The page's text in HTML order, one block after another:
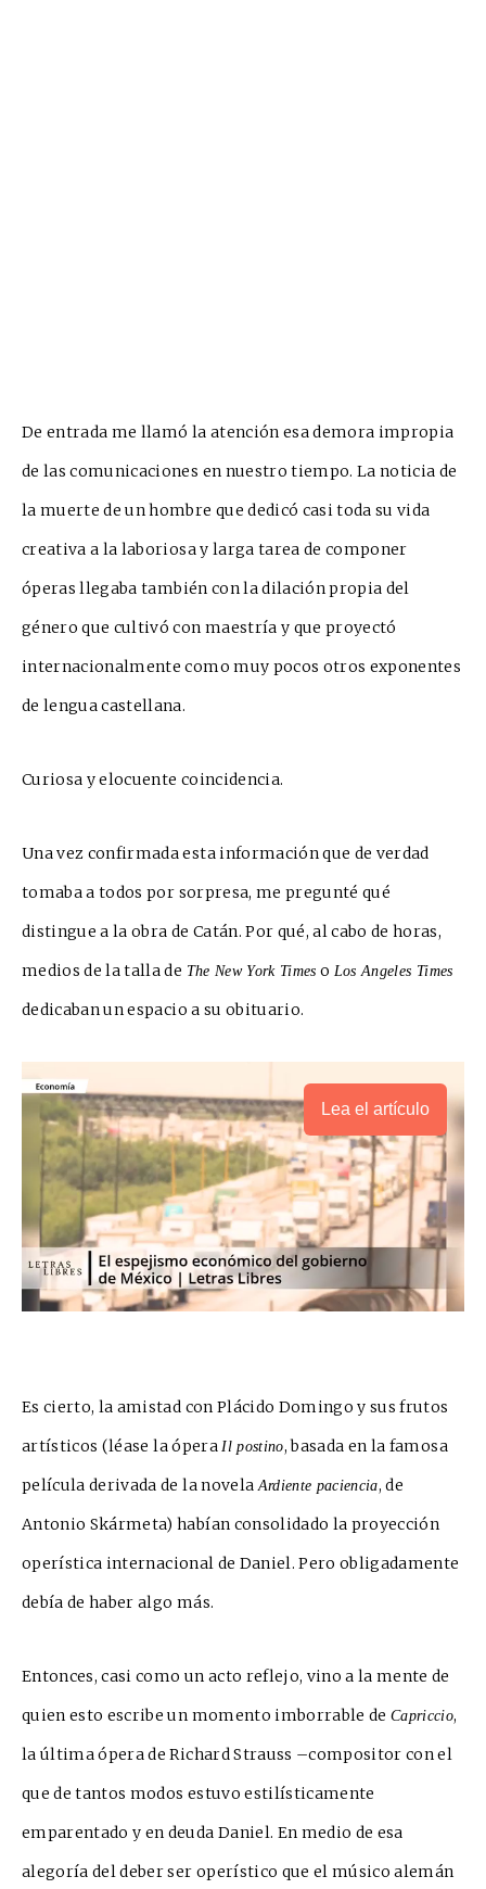
De entrada me llamó la atención esa demora impropia
de las comunicaciones en nuestro tiempo. La noticia de
la muerte de un hombre que dedicó casi toda su vida
creativa a la laboriosa y larga tarea de componer
óperas llegaba también con la dilación propia del
género que cultivó con maestría y que proyectó
internacionalmente como muy pocos otros exponentes
de lengua castellana.
Curiosa y elocuente coincidencia.
Una vez confirmada esta información que de verdad
tomaba a todos por sorpresa, me pregunté qué
distingue a la obra de Catán. Por qué, al cabo de horas,
medios de la talla de The New York Times o Los Angeles Times
dedicaban un espacio a su obituario.
Lea el artículo
Es cierto, la amistad con Plácido Domingo y sus frutos
artísticos (léase la óperaIl postino, basada en la famosa
película derivada de la novelaArdiente paciencia, de
Antonio Skármeta) habían consolidado la proyección
operística internacional de Daniel. Pero obligadamente
debía de haber algo más.
Entonces, casi como un acto reflejo, vino a la mente de
quien esto escribe un momento imborrable deCapriccio,
la última ópera de Richard Strauss –compositor con el
que de tantos modos estuvo estilísticamente
emparentado y en deuda Daniel. En medio de esa
alegoría del deber ser operístico que el músico alemán